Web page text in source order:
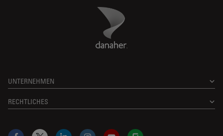
Danaher Logo
UNTERNEHMEN
RECHTLICHES